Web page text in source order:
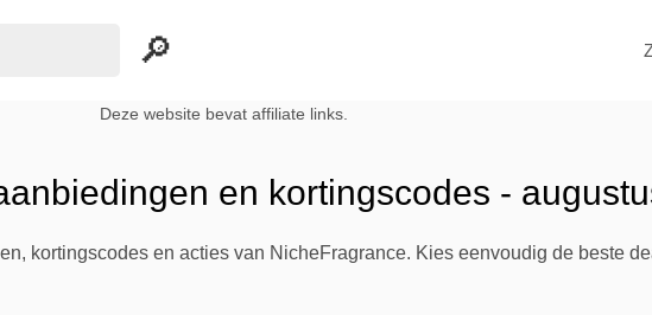
Deze website bevat affiliate links.
en kortingscodes -
kortingscodes en acties van NicheFragrance. Kies eenvoudig de beste